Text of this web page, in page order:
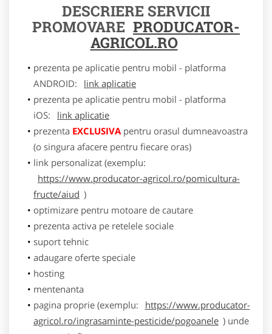
DESCRIERE SERVICII
PROMOVARE PRODUCATOR-
AGRICOL.RO
prezenta pe aplicatie pentru mobil - platforma
ANDROID:
link aplicatie
prezenta pe aplicatie pentru mobil - platforma
iOS:
link aplicatie
prezenta EXCLUSIVApentru orasul dumneavoastra
(o singura afacere pentru fiecare oras)
link personalizat (exemplu:
https://www.producator-agricol.ro/pomicultura-
fructe/aiud )
optimizare pentru motoare de cautare
prezenta activa pe retelele sociale
suport tehnic
adaugare oferte speciale
hosting
mentenanta
pagina proprie (exemplu:
https://www.producator-
agricol.ro/ingrasaminte-pesticide/pogoanele ) unde